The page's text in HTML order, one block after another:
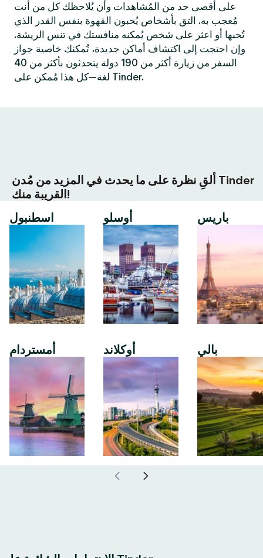
على أقصى حد من المُشاهدات وأن يُلاحظك كل من أنت
مُعجب به. التق بأشخاص يُحبون القهوة بنفس القدر الذي
تُحبها أو اعثر على شخص يُمكنه منافستك في تنس الريشة.
وإن احتجت إلى اكتشاف أماكن جديدة، تُمكنك خاصية جواز
السفر من زيارة أكثر من 190 دولة يتحدثون بأكثر من 40
لغة—كل هذا مُمكن على Tinder.
ألقِ نظرة على ما يحدث في المزيد من مُدن Tinder
القريبة منك!
اسطنبول
أمستردام
أوسلو
أوكلاند
باريس
بالي